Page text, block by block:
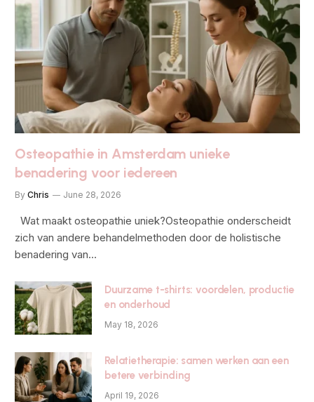
Osteopathie in Amsterdam unieke
benadering voor iedereen
By Chris June 28, 2026
Wat maakt osteopathie uniek?Osteopathie onderscheidt
zich van andere behandelmethoden door de holistische
benadering van…
Duurzame t-shirts: voordelen, productie
en onderhoud
May 18, 2026
Relatietherapie: samen werken aan een
betere verbinding
April 19, 2026